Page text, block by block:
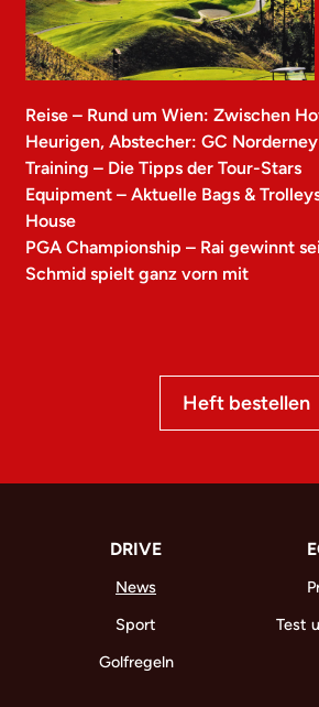
Reise – Rund um Wien: Zwischen
Heurigen, Abstecher: GC Norderney
Training – Die Tipps der Tour-Stars
Equipment – Aktuelle Bags &
House
PGA Championship – Rai gewinnt
Schmid spielt ganz vorn mit
Heft bestellen
DRIVE
News
Sport
Golfregeln
Test